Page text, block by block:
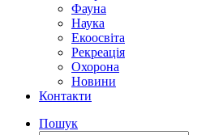
Фауна
Наука
Екоосвіта
Рекреація
Охорона
Новини
Контакти
Пошук